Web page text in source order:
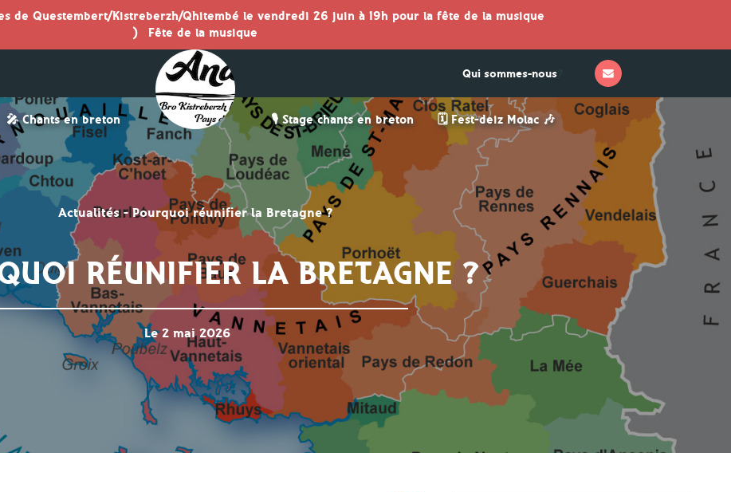
Qui sommes-nous?
🎤 Chants en breton 🎙️ Stage chants en breton 🗓 Fest-deiz Molac 🎶
Actualités- Pourquoi réunifier la Bretagne ?
RÉUNIFIER LA BRETAGNE ?
Le 2 mai 2026
de Questembert/Kistreberzh/Qhitembé le vendredi 26 juin à 19h pour la fête de la musique
)
Fête de la musique